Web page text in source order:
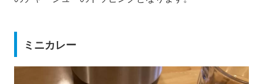
ミニカレー